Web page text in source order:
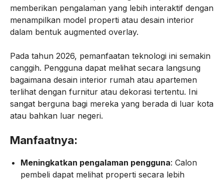
memberikan pengalaman yang lebih interaktif dengan
menampilkan model properti atau desain interior
dalam bentuk augmented overlay.
Pada tahun 2026, pemanfaatan teknologi ini semakin
canggih. Pengguna dapat melihat secara langsung
bagaimana desain interior rumah atau apartemen
terlihat dengan furnitur atau dekorasi tertentu. Ini
sangat berguna bagi mereka yang berada di luar kota
atau bahkan luar negeri.
Manfaatnya:
Meningkatkan pengalaman pengguna: Calon
pembeli dapat melihat properti secara lebih